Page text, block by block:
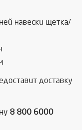
навески щетка/
доставку
8 800 6000